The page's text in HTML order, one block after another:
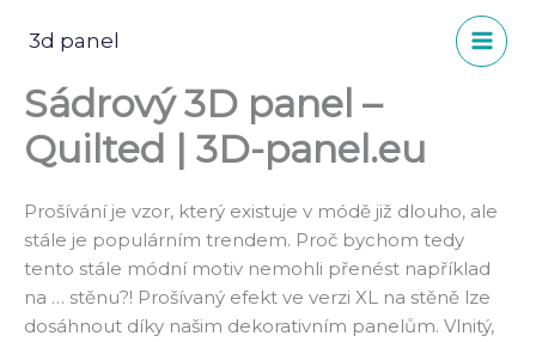
3d panel
Sádrový 3D panel –
Quilted | 3D-panel.eu
Prošívání je vzor, který existuje v módě již dlouho, ale
stále je populárním trendem. Proč bychom tedy
tento stále módní motiv nemohli přenést například
na … stěnu?! Prošívaný efekt ve verzi XL na stěně lze
dosáhnout díky našim dekorativním panelům. Vlnitý,